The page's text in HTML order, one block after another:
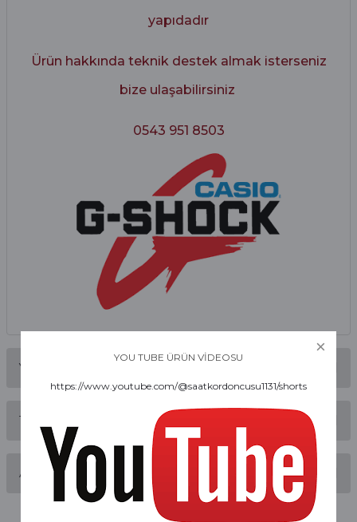
yapıdadır
Ürün hakkında teknik destek almak isterseniz
bize ulaşabilirsiniz
0543 951 8503
Yorumlar
Bu ürüne ilk yorumu siz yapın!
Taksit Seçenekleri
Alışveriş Deneyimi
YOU TUBE ÜRÜN VİDEOSU
https://www.youtube.com/@saatkordoncusu1131/shorts